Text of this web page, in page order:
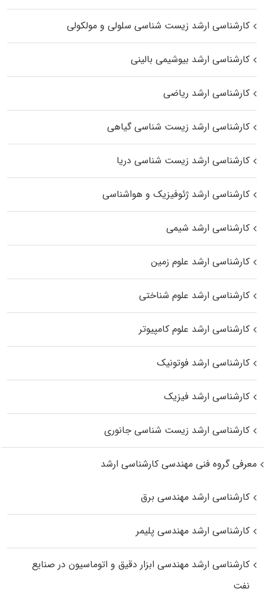
کارشناسی ارشد زیست شناسی سلولی و مولکولی
کارشناسی ارشد بیوشیمی بالینی
کارشناسی ارشد ریاضی
کارشناسی ارشد زیست‌ شناسی گیاهی
کارشناسی ارشد زیست‌ شناسی دریا
کارشناسی ارشد ژئوفیزیک و هواشناسی
کارشناسی ارشد شیمی
کارشناسی ارشد علوم زمین
کارشناسی ارشد علوم شناختی
کارشناسی ارشد علوم کامپیوتر
کارشناسی ارشد فوتونیک
کارشناسی ارشد فیزیک
کارشناسی ارشد زیست‌ شناسی جانوری
معرفی گروه فنی مهندسی کارشناسی ارشد
کارشناسی ارشد مهندسی برق
کارشناسی ارشد مهندسی پلیمر
کارشناسی ارشد مهندسی ابزار دقیق و اتوماسیون در صنایع
نفت